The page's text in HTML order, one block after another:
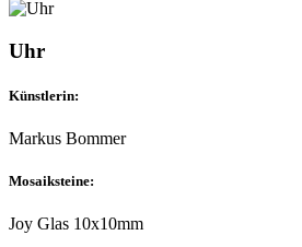
Uhr
Künstlerin:
Markus Bommer
Mosaiksteine:
Joy Glas 10x10mm